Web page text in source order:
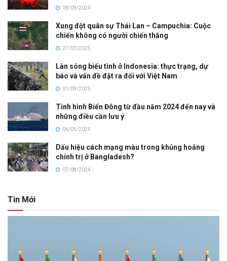
18/09/2024
Xung đột quân sự Thái Lan – Campuchia: Cuộc
chiến không có người chiến thắng
27/07/2025
Làn sóng biểu tình ở Indonesia: thực trạng, dự
báo và vấn đề đặt ra đối với Việt Nam
01/09/2025
Tình hình Biển Đông từ đầu năm 2024 đến nay và
những điều cần lưu ý
06/05/2024
Dấu hiệu cách mạng màu trong khủng hoảng
chính trị ở Bangladesh?
07/08/2024
Tin Mới